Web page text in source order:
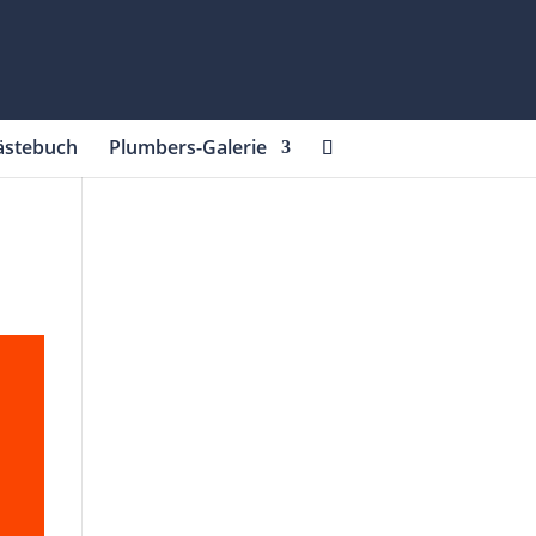
Plumbers-Galerie